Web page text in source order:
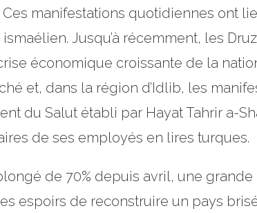
manifestations quotidiennes ont
Jusqu’à récemment, les
économique croissante de la
et, dans la région d’Idlib, les
du Salut établi par Hayat Tahrir a-
de ses employés en lires turques.
de 70% depuis avril, une
espoirs de reconstruire un pays